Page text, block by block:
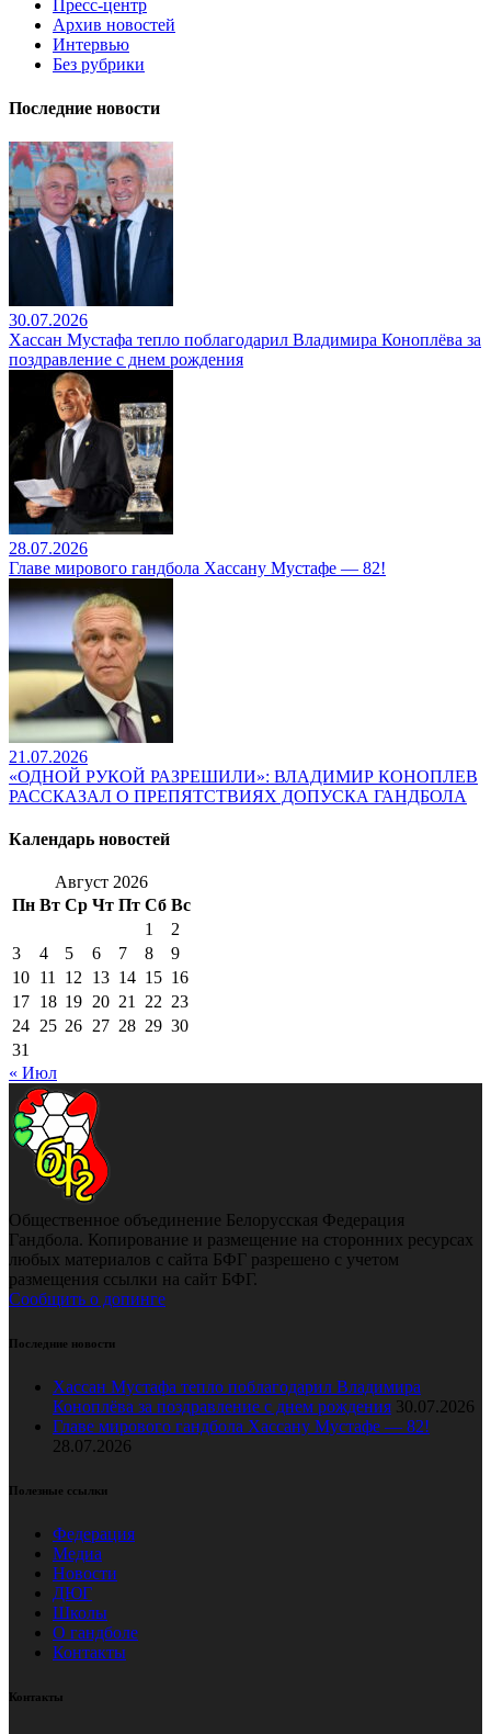
Пресс-центр
Архив новостей
Интервью
Без рубрики
Последние новости
30.07.2026
Хассан Мустафа тепло поблагодарил Владимира Коноплёва за
поздравление с днем рождения
28.07.2026
Главе мирового гандбола Хассану Мустафе — 82!
21.07.2026
«ОДНОЙ РУКОЙ РАЗРЕШИЛИ»: ВЛАДИМИР КОНОПЛЕВ
РАССКАЗАЛ О ПРЕПЯТСТВИЯХ ДОПУСКА ГАНДБОЛА
Календарь новостей
Август 2026
Пн Вт Ср Чт Пт Сб Вс
1
2
3
4 5 6 7 8
9
10 11 12 13 14 15 16
17 18 19 20 21 22 23
24 25 26 27 28 29 30
31
« Июл
Общественное объединение Белорусская Федерация
Гандбола. Копирование и размещение на сторонних ресурсах
любых материалов с сайта БФГ разрешено с учетом
размещения ссылки на сайт БФГ.
Сообщить о допинге
Последние новости
Хассан Мустафа тепло поблагодарил Владимира
Коноплёва за поздравление с днем рождения 30.07.2026
Главе мирового гандбола Хассану Мустафе — 82!
28.07.2026
Полезные ссылки
Федерация
Медиа
Новости
ДЮГ
Школы
О гандболе
Контакты
Контакты